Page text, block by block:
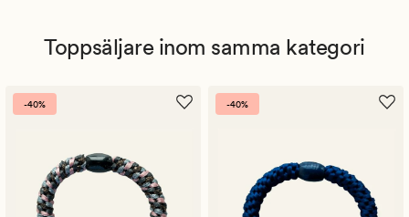
Toppsäljare inom samma kategori
-40% -40%